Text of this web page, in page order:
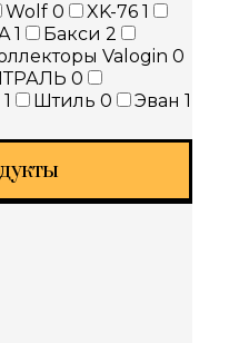
Wolf 0 XK-76 1
1 Бакси 2
Valogin 0
0
1 Штиль 0 Эван 1